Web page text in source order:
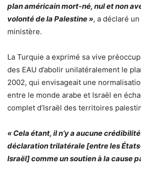
plan américain mort-né, nul et non
volonté de la Palestine », a déclaré
ministère.
La Turquie a exprimé sa vive
des EAU d’abolir unilatéralement le
2002, qui envisageait une
entre le monde arabe et Israël en
complet d’Israël des territoires
« Cela étant, il n’y a aucune
déclaration trilatérale [entre les
Israël] comme un soutien à la cause